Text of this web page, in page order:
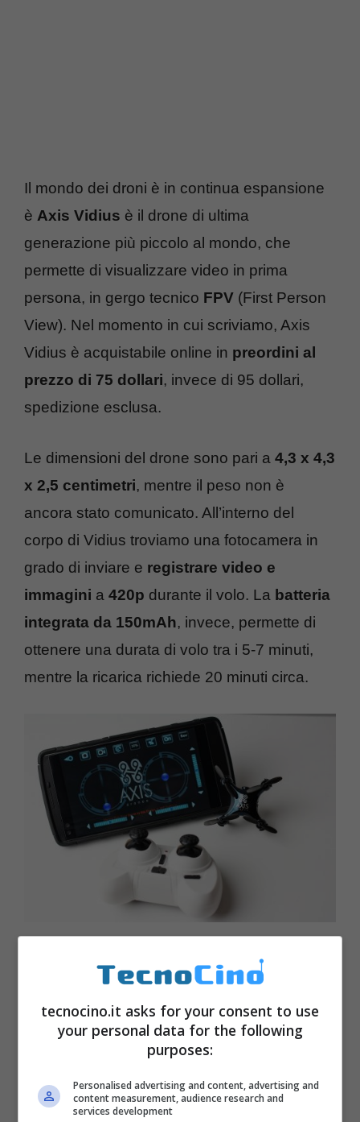
Il mondo dei droni è in continua espansione
è Axis Vidius è il drone di ultima
generazione più piccolo al mondo, che
permette di visualizzare video in prima
persona, in gergo tecnico FPV (First Person
View). Nel momento in cui scriviamo, Axis
Vidius è acquistabile online in preordini al
prezzo di 75 dollari, invece di 95 dollari,
spedizione esclusa.
Le dimensioni del drone sono pari a 4,3 x 4,3
x 2,5 centimetri, mentre il peso non è
ancora stato comunicato. All’interno del
corpo di Vidius troviamo una fotocamera in
grado di inviare e registrare video e
immagini a 420p durante il volo. La batteria
integrata da 150mAh, invece, permette di
ottenere una durata di volo tra i 5-7 minuti,
mentre la ricarica richiede 20 minuti circa.
tecnocino.it asks for your consent to use
your personal data for the following
purposes:
Personalised advertising and content, advertising and
content measurement, audience research and
services development